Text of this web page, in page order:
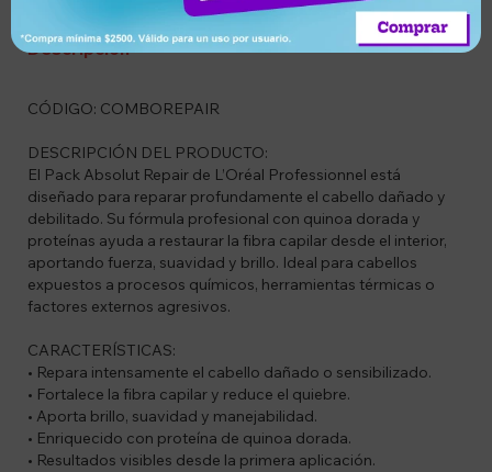
Descripción
CÓDIGO: COMBOREPAIR
DESCRIPCIÓN DEL PRODUCTO:
El Pack Absolut Repair de L’Oréal Professionnel está
diseñado para reparar profundamente el cabello dañado y
debilitado. Su fórmula profesional con quinoa dorada y
proteínas ayuda a restaurar la fibra capilar desde el interior,
aportando fuerza, suavidad y brillo. Ideal para cabellos
expuestos a procesos químicos, herramientas térmicas o
factores externos agresivos.
CARACTERÍSTICAS:
• Repara intensamente el cabello dañado o sensibilizado.
• Fortalece la fibra capilar y reduce el quiebre.
• Aporta brillo, suavidad y manejabilidad.
• Enriquecido con proteína de quinoa dorada.
• Resultados visibles desde la primera aplicación.